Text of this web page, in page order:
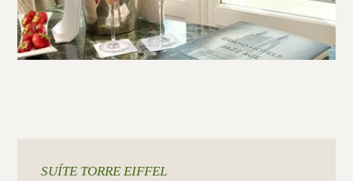
SUÍTE TORRE EIFFEL